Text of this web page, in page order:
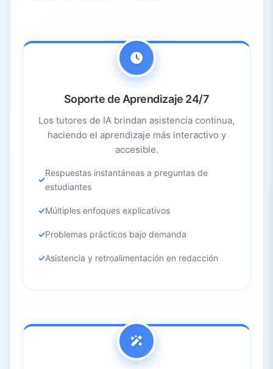
Soporte de Aprendizaje 24/7
Los tutores de IA brindan asistencia continua,
haciendo el aprendizaje más interactivo y
accesible.
Respuestas instantáneas a preguntas de
estudiantes
Múltiples enfoques explicativos
Problemas prácticos bajo demanda
Asistencia y retroalimentación en redacción